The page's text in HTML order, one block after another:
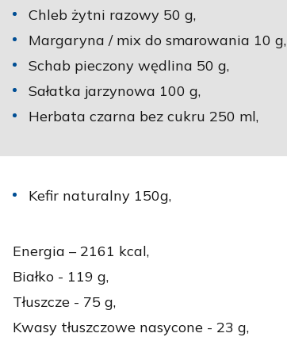
Chleb żytni razowy 50 g,
Margaryna / mix do smarowania 10 g,
Schab pieczony wędlina 50 g,
Sałatka jarzynowa 100 g,
Herbata czarna bez cukru 250 ml,
Kefir naturalny 150g,
Energia – 2161 kcal,
Białko - 119 g,
Tłuszcze - 75 g,
Kwasy tłuszczowe nasycone - 23 g,